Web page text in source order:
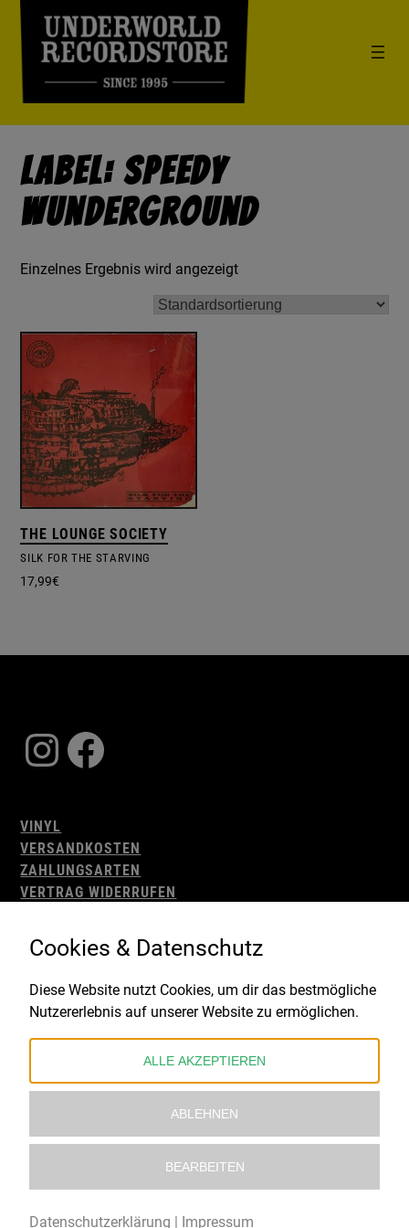
Label: Speedy
Wunderground
Einzelnes Ergebnis wird angezeigt
THE LOUNGE SOCIETY
SILK FOR THE STARVING
17,99€
Instagram
Facebook
VINYL
VERSANDKOSTEN
ZAHLUNGSARTEN
VERTRAG WIDERRUFEN
WIDERRUFSBELEHRUNG
IMPRESSUM
Gefördert durch:
Cookies & Datenschutz
Diese Website nutzt Cookies, um dir das bestmögliche
Nutzererlebnis auf unserer Website zu ermöglichen.
ALLE AKZEPTIEREN
ABLEHNEN
BEARBEITEN
Datenschutzerklärung | Impressum